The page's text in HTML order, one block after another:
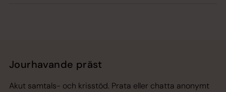
Jourhavande präst
Akut samtals- och krisstöd. Prata eller chatta anonymt